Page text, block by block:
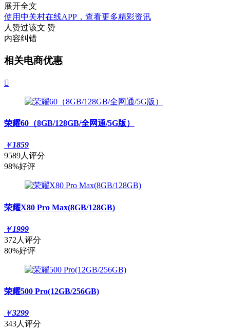
展开全文
使用中关村在线APP，查看更多精彩资讯
人赞过该文 赞
内容纠错
相关电商优惠

荣耀60（8GB/128GB/全网通/5G版）
￥1859
9589人评分
98%好评
荣耀X80 Pro Max(8GB/128GB)
￥1999
372人评分
80%好评
荣耀500 Pro(12GB/256GB)
￥3299
343人评分